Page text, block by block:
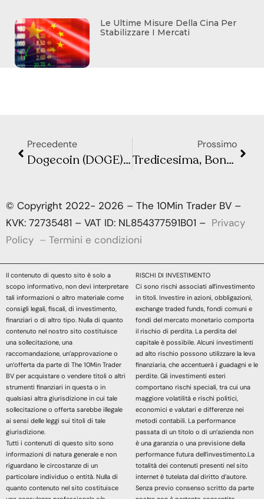
Le Ultime Misure Della Cina Per
Stabilizzare I Mercati
Precedente
Dogecoin (DOGE): Meme, Truffa o Investimento?
Prossimo
Tredicesima, Bonus Natale e Quattordicesima: Tutti gli Extra di Dicembre per Lavoratori e Pensionati
© Copyright 2022- 2026 – The 10Min Trader BV –
KVK: 72735481 – VAT ID: NL854377591B01 – Privacy
Policy – Termini e condizioni
Il contenuto di questo sito è solo a
scopo informativo, non devi interpretare
tali informazioni o altro materiale come
consigli legali, fiscali, di investimento,
finanziari o di altro tipo. Nulla di quanto
contenuto nel nostro sito costituisce
una sollecitazione, una
raccomandazione, un’approvazione o
un’offerta da parte di The 10Min Trader
BV per acquistare o vendere titoli o altri
strumenti finanziari in questa o in
qualsiasi altra giurisdizione in cui tale
sollecitazione o offerta sarebbe illegale
ai sensi delle leggi sui titoli di tale
giurisdizione.
Tutti i contenuti di questo sito sono
informazioni di natura generale e non
riguardano le circostanze di un
particolare individuo o entità. Nulla di
quanto contenuto nel sito costituisce
RISCHI DI INVESTIMENTO
Ci sono rischi associati all’investimento
in titoli. Investire in azioni, obbligazioni,
exchange traded funds, fondi comuni e
fondi del mercato monetario comporta
il rischio di perdita. La perdita del
capitale è possibile. Alcuni investimenti
ad alto rischio possono utilizzare la leva
finanziaria, che accentuerà i guadagni e le
perdite. Gli investimenti esteri
comportano rischi speciali, tra cui una
maggiore volatilità e rischi politici,
economici e valutari e differenze nei
metodi contabili. La performance
passata di un titolo o di un’azienda non
è una garanzia o una previsione della
performance futura dell’investimento.La
totalità dei contenuti presenti nel sito
internet è tutelata dal diritto d’autore.
Senza previo consenso scritto da parte